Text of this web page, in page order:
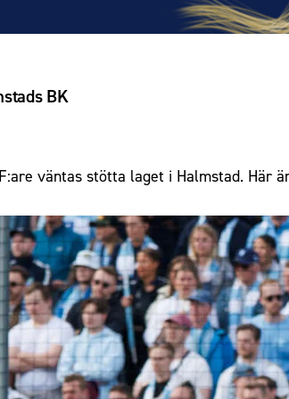
BK
väntas stötta laget i Halmstad. Här